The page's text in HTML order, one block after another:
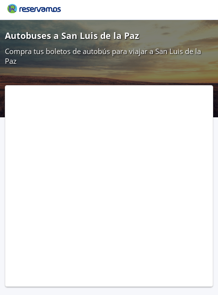
Autobuses a San Luis de la Paz
Compra tus boletos de autobús para viajar a San Luis de la
Paz